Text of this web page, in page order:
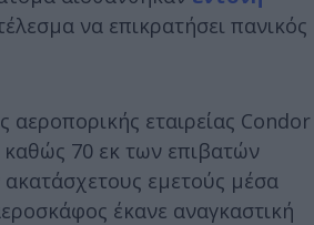
να επικρατήσει πανικός
αεροπορικής εταιρείας Condor
70 εκ των επιβατών
εμετούς μέσα
έκανε αναγκαστική